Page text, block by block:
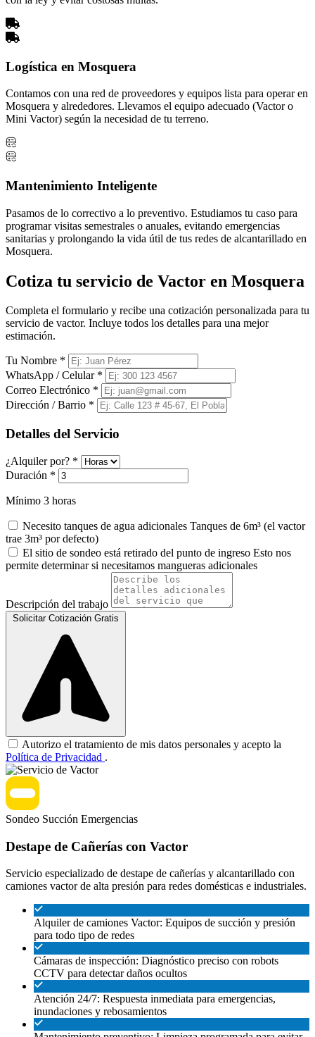
Logística en Mosquera
Contamos con una red de proveedores y equipos lista para operar en
Mosquera y alrededores. Llevamos el equipo adecuado (Vactor o
Mini Vactor) según la necesidad de tu terreno.
Mantenimiento Inteligente
Pasamos de lo correctivo a lo preventivo. Estudiamos tu caso para
programar visitas semestrales o anuales, evitando emergencias
sanitarias y prolongando la vida útil de tus redes de alcantarillado en
Mosquera.
Cotiza tu servicio de Vactor en Mosquera
Completa el formulario y recibe una cotización personalizada para tu
servicio de vactor. Incluye todos los detalles para una mejor
estimación.
Tu Nombre *
WhatsApp / Celular *
Correo Electrónico *
Dirección / Barrio *
Detalles del Servicio
¿Alquiler por? *
Duración *
Mínimo 3 horas
Necesito tanques de agua adicionales Tanques de 6m³ (el vactor
trae 3m³ por defecto)
El sitio de sondeo está retirado del punto de ingreso Esto nos
permite determinar si necesitamos mangueras adicionales
Descripción del trabajo
Solicitar Cotización Gratis
Autorizo el tratamiento de mis datos personales y acepto la
Política de Privacidad .
Sondeo Succión Emergencias
Destape de Cañerías con Vactor
Servicio especializado de destape de cañerías y alcantarillado con
camiones vactor de alta presión para redes domésticas e industriales.
Alquiler de camiones Vactor: Equipos de succión y presión
para todo tipo de redes
Cámaras de inspección: Diagnóstico preciso con robots
CCTV para detectar daños ocultos
Atención 24/7: Respuesta inmediata para emergencias,
inundaciones y rebosamientos